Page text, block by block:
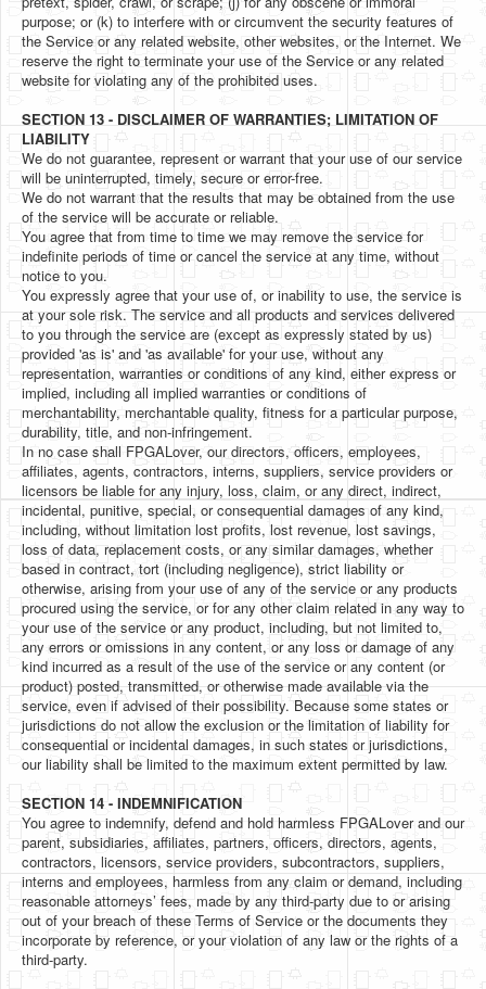
purpose; or (k) to interfere with or circumvent the security features of
the Service or any related website, other websites, or the Internet. We
reserve the right to terminate your use of the Service or any related
website for violating any of the prohibited uses.
SECTION 13 - DISCLAIMER OF WARRANTIES; LIMITATION OF
LIABILITY
We do not guarantee, represent or warrant that your use of our service
will be uninterrupted, timely, secure or error-free.
We do not warrant that the results that may be obtained from the use
of the service will be accurate or reliable.
You agree that from time to time we may remove the service for
indefinite periods of time or cancel the service at any time, without
notice to you.
You expressly agree that your use of, or inability to use, the service is
at your sole risk. The service and all products and services delivered
to you through the service are (except as expressly stated by us)
provided 'as is' and 'as available' for your use, without any
representation, warranties or conditions of any kind, either express or
implied, including all implied warranties or conditions of
merchantability, merchantable quality, fitness for a particular purpose,
durability, title, and non-infringement.
In no case shall FPGALover, our directors, officers, employees,
affiliates, agents, contractors, interns, suppliers, service providers or
licensors be liable for any injury, loss, claim, or any direct, indirect,
incidental, punitive, special, or consequential damages of any kind,
including, without limitation lost profits, lost revenue, lost savings,
loss of data, replacement costs, or any similar damages, whether
based in contract, tort (including negligence), strict liability or
otherwise, arising from your use of any of the service or any products
procured using the service, or for any other claim related in any way to
your use of the service or any product, including, but not limited to,
any errors or omissions in any content, or any loss or damage of any
kind incurred as a result of the use of the service or any content (or
product) posted, transmitted, or otherwise made available via the
service, even if advised of their possibility. Because some states or
jurisdictions do not allow the exclusion or the limitation of liability for
consequential or incidental damages, in such states or jurisdictions,
our liability shall be limited to the maximum extent permitted by law.
SECTION 14 - INDEMNIFICATION
You agree to indemnify, defend and hold harmless FPGALover and our
parent, subsidiaries, affiliates, partners, officers, directors, agents,
contractors, licensors, service providers, subcontractors, suppliers,
interns and employees, harmless from any claim or demand, including
reasonable attorneys’ fees, made by any third-party due to or arising
out of your breach of these Terms of Service or the documents they
incorporate by reference, or your violation of any law or the rights of a
third-party.